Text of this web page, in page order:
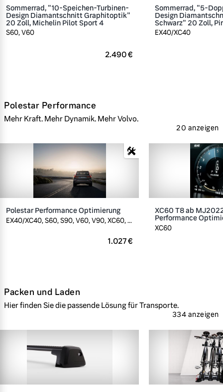
Sommerrad, "10-Speichen-Turbinen-
Design Diamantschnitt Graphitoptik"
20 Zoll, Michelin Pilot Sport 4
S60, V60
2.490 €
Sommerrad, "5-
Design
Schwarz" 20 Zoll,
EX40/XC40
Polestar Performance
Mehr Kraft. Mehr Dynamik. Mehr Volvo.
20 anzeigen
Polestar Performance Optimierung
EX40/XC40, S60, S90, V60, V90, XC60, ...
1.027 €
XC60 T8 ab
Performance
XC60
Packen und Laden
Hier finden Sie die passende Lösung für Transporte.
334 anzeigen